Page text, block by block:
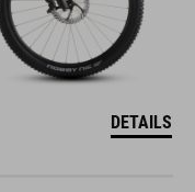
DETAILS